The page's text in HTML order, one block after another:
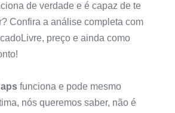
de verdade e é capaz de te
Confira a análise completa com
preço e ainda como
funciona e pode mesmo
nós queremos saber, não é